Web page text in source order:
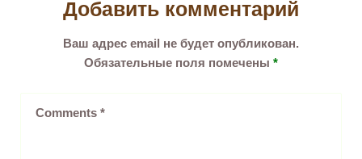
Добавить комментарий
Ваш адрес email не будет опубликован.
Обязательные поля помечены *